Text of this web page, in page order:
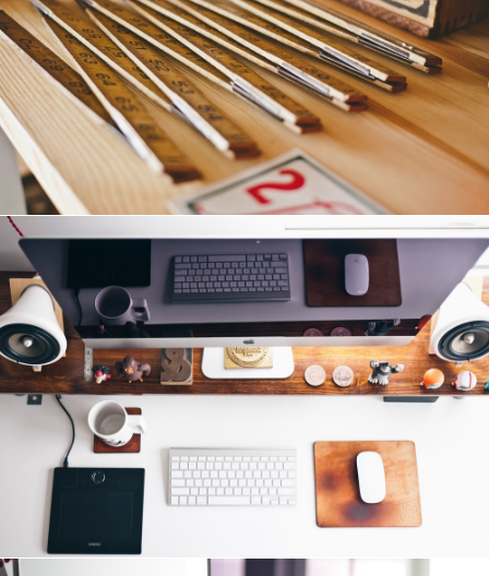
Почему обоснован необходимостью
Эксклюзивный контент: потребительский